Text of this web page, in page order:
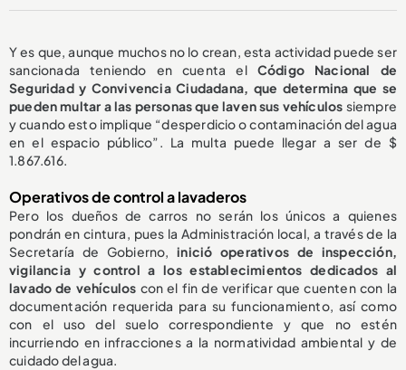
Y es que, aunque muchos no lo crean, esta actividad puede ser
sancionada teniendo en cuenta el Código Nacional de
Seguridad y Convivencia Ciudadana, que determina que se
pueden multar a las personas que laven sus vehículos siempre
y cuando esto implique “desperdicio o contaminación del agua
en el espacio público”. La multa puede llegar a ser de $
1.867.616.
Operativos de control a lavaderos
Pero los dueños de carros no serán los únicos a quienes
pondrán en cintura, pues la Administración local, a través de la
Secretaría de Gobierno,inició operativos de inspección,
vigilancia y control a los establecimientos dedicados al
lavado de vehículos con el fin de verificar que cuenten con la
documentación requerida para su funcionamiento, así como
con el uso del suelo correspondiente y que no estén
incurriendo en infracciones a la normatividad ambiental y de
cuidado del agua.